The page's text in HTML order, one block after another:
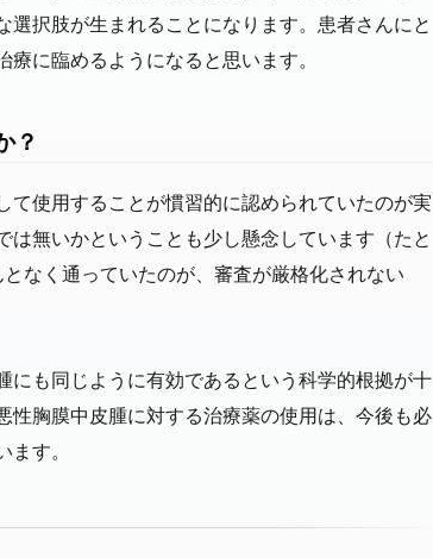
択肢が生まれることになります。患者さんにと
に臨めるようになると思います。
？
て使用することが慣習的に認められていたのが実
無いかということも少し懸念しています（たと
なく通っていたのが、審査が厳格化されない
にも同じように有効であるという科学的根拠が十
胸膜中皮腫に対する治療薬の使用は、今後も必
す。